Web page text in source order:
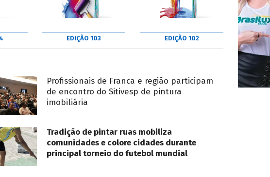
EDIÇÃO 103 EDIÇÃO 102
Profissionais de Franca e região participam
de encontro do Sitivesp de pintura
imobiliária
Tradição de pintar ruas mobiliza
comunidades e colore cidades durante
principal torneio do futebol mundial